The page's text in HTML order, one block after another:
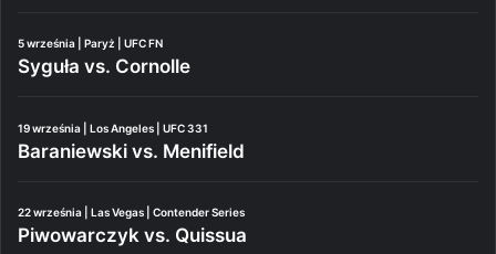
5 września | Paryż | UFC FN
Syguła vs. Cornolle
19 września | Los Angeles | UFC 331
Baraniewski vs. Menifield
22 września | Las Vegas | Contender Series
Piwowarczyk vs. Quissua